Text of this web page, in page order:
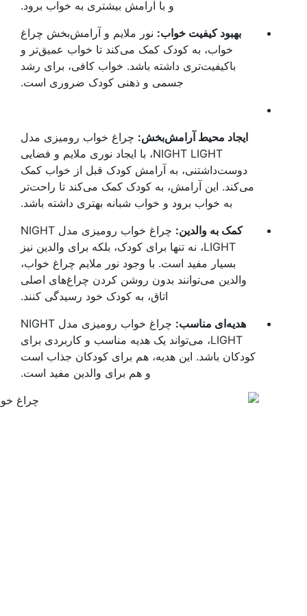
و با آرامش بیشتری به خواب برود.
بهبود کیفیت خواب: نور ملایم و آرامش‌بخش چراغ
خواب، به کودک کمک می‌کند تا خواب عمیق‌تر و
باکیفیت‌تری داشته باشد. خواب کافی، برای رشد
جسمی و ذهنی کودک ضروری است.
ایجاد محیط آرامش‌بخش: چراغ خواب رومیزی مدل
NIGHT LIGHT، با ایجاد نوری ملایم و فضایی
دوست‌داشتنی، به آرامش کودک قبل از خواب کمک
می‌کند. این آرامش، به کودک کمک می‌کند تا راحت‌تر
به خواب برود و خواب شبانه بهتری داشته باشد.
کمک به والدین:
چراغ خواب رومیزی مدل NIGHT
LIGHT، نه تنها برای کودک، بلکه برای والدین نیز
بسیار مفید است. با وجود نور ملایم چراغ خواب،
والدین می‌توانند بدون روشن کردن چراغ‌های اصلی
اتاق، به کودک خود رسیدگی کنند.
هدیه‌ای مناسب:
چراغ خواب رومیزی مدل NIGHT
LIGHT، می‌تواند یک هدیه مناسب و کاربردی برای
کودکان باشد. این هدیه، هم برای کودکان جذاب است
و هم برای والدین مفید است.